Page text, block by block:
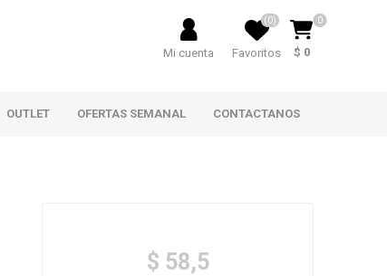
Mi cuenta Favoritos
(0) 0
$ 0
OUTLET OFERTAS SEMANAL CONTACTANOS
$ 58,5